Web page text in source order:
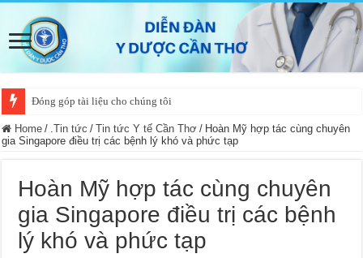
Đóng góp tài liệu cho chúng tôi
Home / .Tin tức / Tin tức Y tế Cần Thơ / Hoàn Mỹ hợp tác cùng chuyên
gia Singapore điều trị các bệnh lý khó và phức tạp
Hoàn Mỹ hợp tác cùng chuyên
gia Singapore điều trị các bệnh
lý khó và phức tạp